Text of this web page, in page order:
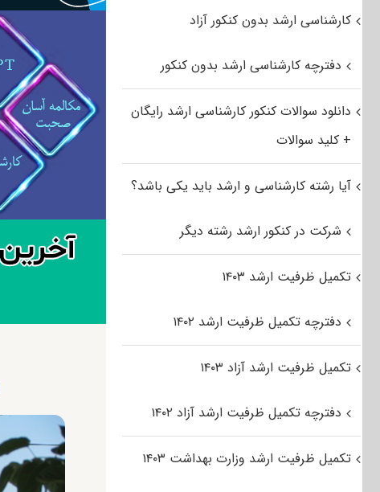
کارشناسی ارشد بدون کنکور آزاد
دفترچه کارشناسی ارشد بدون کنکور
دانلود سوالات کنکور کارشناسی ارشد رایگان
+ کلید سوالات
آیا رشته کارشناسی و ارشد باید یکی باشد؟
شرکت در کنکور ارشد رشته دیگر
تکمیل ظرفیت ارشد ۱۴۰۳
دفترچه تکمیل ظرفیت ارشد ۱۴۰۲
تکمیل ظرفیت ارشد آزاد ۱۴۰۳
دفترچه تکمیل ظرفیت ارشد آزاد ۱۴۰۲
تکمیل ظرفیت ارشد وزارت بهداشت ۱۴۰۳